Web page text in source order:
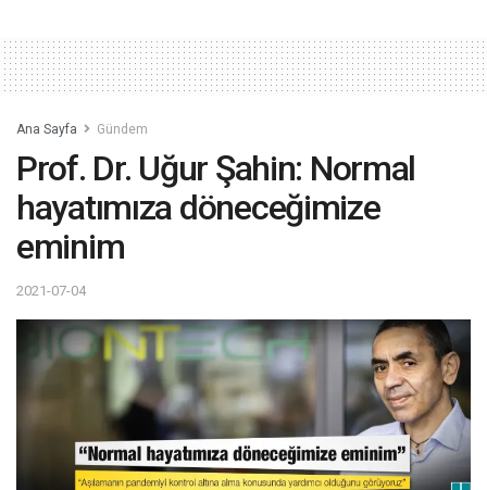
Ana Sayfa Gündem
Prof. Dr. Uğur Şahin: Normal
hayatımıza döneceğimize
eminim
2021-07-04